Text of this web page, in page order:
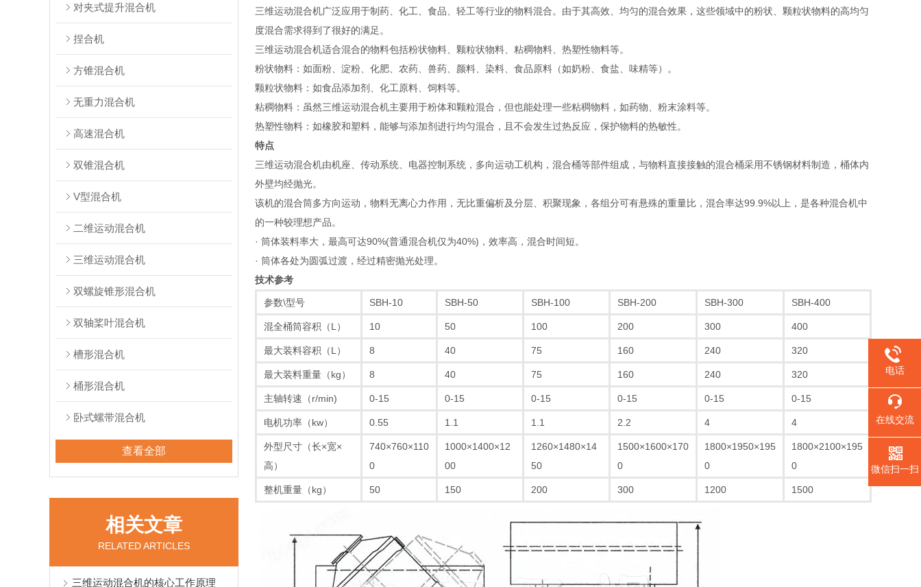
对夹式提升混合机
捏合机
方锥混合机
无重力混合机
高速混合机
双锥混合机
V型混合机
二维运动混合机
三维运动混合机
双螺旋锥形混合机
双轴桨叶混合机
槽形混合机
桶形混合机
卧式螺带混合机
查看全部
相关文章
RELATED ARTICLES
三维运动混合机的核心工作原理
三维运动混合机广泛应用于制药、化工、食品、轻工等行业的物料混合。由于其高效、均匀的混合效果，这些领域中的粉状、颗粒状物料的高均匀
度混合需求得到了很好的满足‌。
‌三维运动混合机适合混合的物料包括粉状物料、颗粒状物料、粘稠物料、热塑性物料等。
‌粉状物料‌：如面粉、淀粉、化肥、农药、兽药、颜料、染料、食品原料（如奶粉、食盐、味精等）‌。
‌颗粒状物料‌：如食品添加剂、化工原料、饲料等‌。
‌粘稠物料‌：虽然三维运动混合机主要用于粉体和颗粒混合，但也能处理一些粘稠物料，如药物、粉末涂料等‌。
‌热塑性物料‌：如橡胶和塑料，能够与添加剂进行均匀混合，且不会发生过热反应，保护物料的热敏性‌。
特点
三维运动混合机由机座、传动系统、电器控制系统，多向运动工机构，混合桶等部件组成，与物料直接接触的混合桶采用不锈钢材料制造，桶体内
外壁均经抛光。
该机的混合筒多方向运动，物料无离心力作用，无比重偏析及分层、积聚现象，各组分可有悬殊的重量比，混合率达99.9%以上，是各种混合机中
的一种较理想产品。
· 筒体装料率大，最高可达90%(普通混合机仅为40%)，效率高，混合时间短。
· 筒体各处为圆弧过渡，经过精密抛光处理。
技术参考
参数\型号 SBH-10 SBH-50 SBH-100 SBH-200 SBH-300 SBH-400
混全桶筒容积（L） 10 50 100 200 300 400
最大装料容积（L） 8 40 75 160 240 320
最大装料重量（kg） 8 40 75 160 240 320
主轴转速（r/min) 0-15 0-15 0-15 0-15 0-15 0-15
电机功率（kw） 0.55 1.1 1.1 2.2 4 4
外型尺寸（长×宽×
高）
740×760×110
0
1000×1400×12
00
1260×1480×14
50
1500×1600×170
0
1800×1950×195
0
1800×2100×195
0
整机重量（kg） 50 150 200 300 1200 1500
电话
在线交流
微信扫一扫